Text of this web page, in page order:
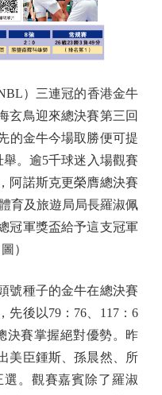
）三連冠的香港金牛
玄鳥迎來總決賽第三回
的金牛今場取勝便可提
。逾5千球迷入場觀賽
阿諾斯克更榮膺總決賽
育及旅遊局局長羅淑佩
冠軍獎盃給予這支冠軍
）
種子的金牛在總決賽
先後以79：76、117：6
決賽掌握絕對優勢。昨
美臣鍾斯、孫晨然、所
。觀賽嘉賓除了羅淑